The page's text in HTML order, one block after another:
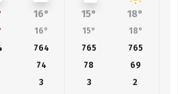
16° 15° 18°
16° 15° 18°
764 765 765
74 78 69
3 3
2